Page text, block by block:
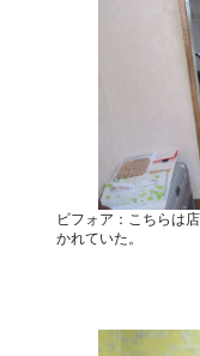
ビフォア：こちらは
かれていた。